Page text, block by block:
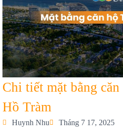
Chi tiết mặt bằng căn
Hồ Tràm
Huynh Nhu Tháng 7 17, 2025